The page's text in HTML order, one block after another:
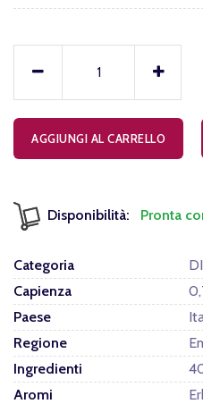
AGGIUNGI AL CARRELLO
Disponibilità: Pronta
Categoria
Capienza
Paese
Regione
Ingredienti
Aromi